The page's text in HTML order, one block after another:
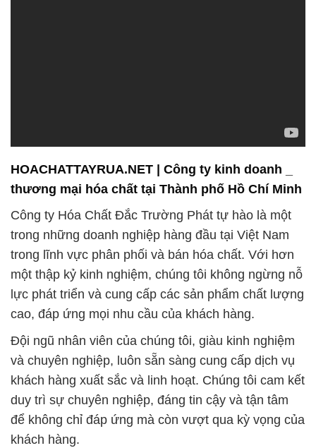
HOACHATTAYRUA.NET | Công ty kinh doanh _
thương mại hóa chất tại Thành phố Hồ Chí Minh
Công ty Hóa Chất Đắc Trường Phát tự hào là một
trong những doanh nghiệp hàng đầu tại Việt Nam
trong lĩnh vực phân phối và bán hóa chất. Với hơn
một thập kỷ kinh nghiệm, chúng tôi không ngừng nỗ
lực phát triển và cung cấp các sản phẩm chất lượng
cao, đáp ứng mọi nhu cầu của khách hàng.
Đội ngũ nhân viên của chúng tôi, giàu kinh nghiệm
và chuyên nghiệp, luôn sẵn sàng cung cấp dịch vụ
khách hàng xuất sắc và linh hoạt. Chúng tôi cam kết
duy trì sự chuyên nghiệp, đáng tin cậy và tận tâm
để không chỉ đáp ứng mà còn vượt qua kỳ vọng của
khách hàng.